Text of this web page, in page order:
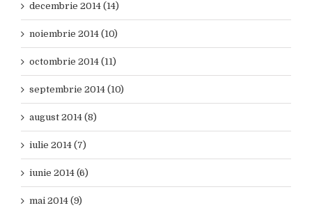
decembrie 2014 (14)
noiembrie 2014 (10)
octombrie 2014 (11)
septembrie 2014 (10)
august 2014 (8)
iulie 2014 (7)
iunie 2014 (6)
mai 2014 (9)